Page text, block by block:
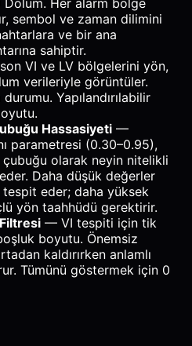
Dolum. Her alarm bölge
sembol ve zaman dilimini
ve bir ana
sahiptir.
VI ve LV bölgelerini yön,
verileriyle görüntüler.
Yapılandırılabilir
Hassasiyeti —
parametresi (0.30–0.95),
olarak neyin nitelikli
Daha düşük değerler
eder; daha yüksek
yön taahhüdü gerektirir.
— VI tespiti için tik
boyutu. Önemsiz
kaldırırken anlamlı
Tümünü göstermek için 0